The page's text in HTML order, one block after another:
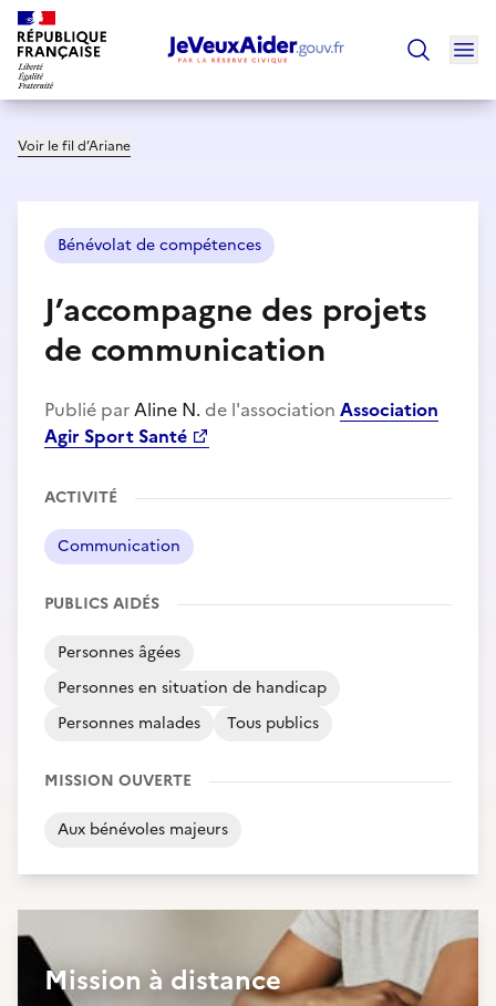
Voir le fil d’Ariane
Bénévolat de compétences
J’accompagne des projets
de communication
Publié parAline N. de l'association Association
Agir Sport Santé
ACTIVITÉ
Communication
PUBLICS AIDÉS
Personnes âgées
Personnes en situation de handicap
Personnes malades
Tous publics
MISSION OUVERTE
Aux bénévoles majeurs
Mission à distance